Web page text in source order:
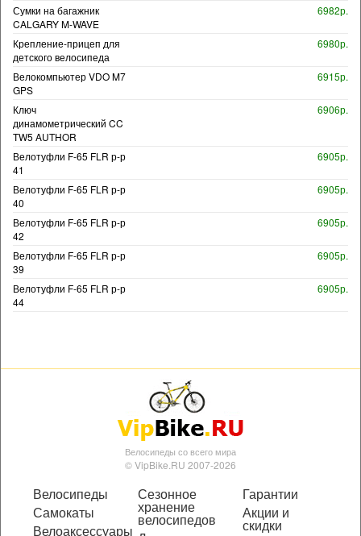
Сумки на багажник
CALGARY M-WAVE
6982р.
Крепление-прицеп для
детского велосипеда
6980р.
Велокомпьютер VDO M7
GPS
6915р.
Ключ
динамометрический CC
TW5 AUTHOR
6906р.
Велотуфли F-65 FLR р-р
41
6905р.
Велотуфли F-65 FLR р-р
40
6905р.
Велотуфли F-65 FLR р-р
42
6905р.
Велотуфли F-65 FLR р-р
39
6905р.
Велотуфли F-65 FLR р-р
44
6905р.
Велосипеды со всего мира
© VipBike.RU 2007-2026
Велосипеды
Самокаты
Велоаксессуары
Сезонное
хранение
велосипедов
Гарантии
Акции и
скидки